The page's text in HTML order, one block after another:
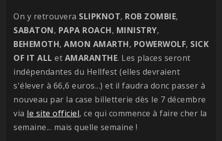
On y retrouvera SLIPKNOT, ROB ZOMBIE,
SABATON, PAPA ROACH, MINISTRY,
BEHEMOTH, AMON AMARTH, POWERWOLF, SICK
OF IT ALL et AMARANTHE. Les places seront
indépendantes du Hellfest (elles devraient
s'élever à 66,6 euros...) et il faudra donc passer à
nouveau par la case billetterie dès le 7 décembre
via le site officiel, ce qui commence à faire cher la
semaine... mais quelle semaine !